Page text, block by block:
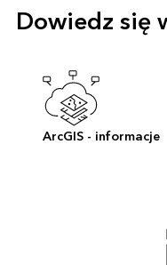
Dowiedz się
ArcGIS - informacje